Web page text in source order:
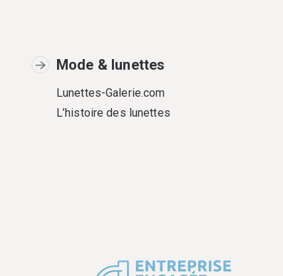
Mode & lunettes
Lunettes-Galerie.com
L’histoire des lunettes